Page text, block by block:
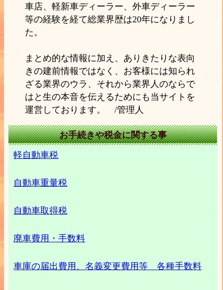
車店、軽新車ディーラー、外車ディーラー
等の経験を経て総業界歴は20年になりまし
た。
まとめ的な情報に加え、ありきたりな表向
きの建前情報ではなく、お客様には知られ
ざる業界のウラ、それから業界人のならで
はと生の本音を伝えるためにも当サイトを
運営しております。 /管理人
お手続きや税金に関する事
軽自動車税
自動車重量税
自動車取得税
廃車費用・手数料
車庫の届出費用、名義変更費用等 各種手数料